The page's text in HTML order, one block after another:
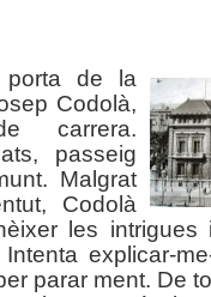
porta de la
Codolà,
carrera.
passeig
Malgrat
Codolà
les
explicar-
parar ment. De